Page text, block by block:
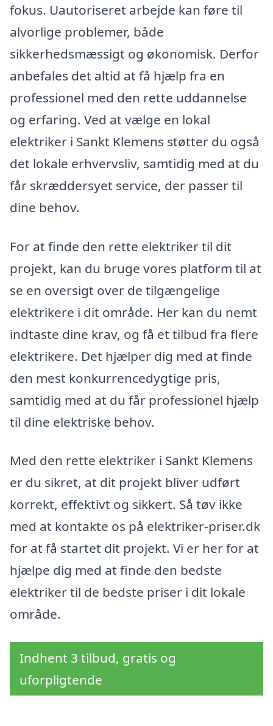
fokus. Uautoriseret arbejde kan føre til
alvorlige problemer, både
sikkerhedsmæssigt og økonomisk. Derfor
anbefales det altid at få hjælp fra en
professionel med den rette uddannelse
og erfaring. Ved at vælge en lokal
elektriker i Sankt Klemens støtter du også
det lokale erhvervsliv, samtidig med at du
får skræddersyet service, der passer til
dine behov.
For at finde den rette elektriker til dit
projekt, kan du bruge vores platform til at
se en oversigt over de tilgængelige
elektrikere i dit område. Her kan du nemt
indtaste dine krav, og få et tilbud fra flere
elektrikere. Det hjælper dig med at finde
den mest konkurrencedygtige pris,
samtidig med at du får professionel hjælp
til dine elektriske behov.
Med den rette elektriker i Sankt Klemens
er du sikret, at dit projekt bliver udført
korrekt, effektivt og sikkert. Så tøv ikke
med at kontakte os på elektriker-priser.dk
for at få startet dit projekt. Vi er her for at
hjælpe dig med at finde den bedste
elektriker til de bedste priser i dit lokale
område.
Indhent 3 tilbud, gratis og
uforpligtende